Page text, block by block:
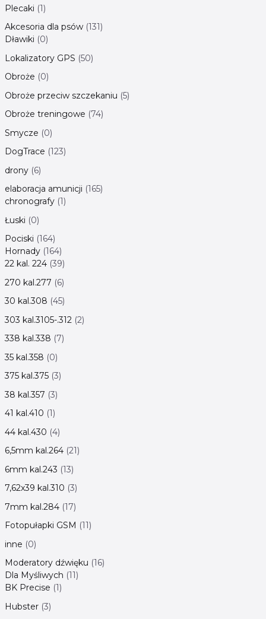
Plecaki 1
Akcesoria dla psów 131
Dławiki 0
Lokalizatory GPS 50
Obroże 0
Obroże przeciw szczekaniu 5
Obroże treningowe 74
Smycze 0
DogTrace 123
drony 6
elaboracja amunicji 165
chronografy 1
Łuski 0
Pociski 164
Hornady 164
22 kal. 224 39
270 kal.277 6
30 kal.308 45
303 kal.3105-.312 2
338 kal.338 7
35 kal.358 0
375 kal.375 3
38 kal.357 3
41 kal.410 1
44 kal.430 4
6,5mm kal.264 21
6mm kal.243 13
7,62x39 kal.310 3
7mm kal.284 17
Fotopułapki GSM
11
inne 0
Moderatory dźwięku 16
Dla Myśliwych 11
BK Precise 1
Hubster 3